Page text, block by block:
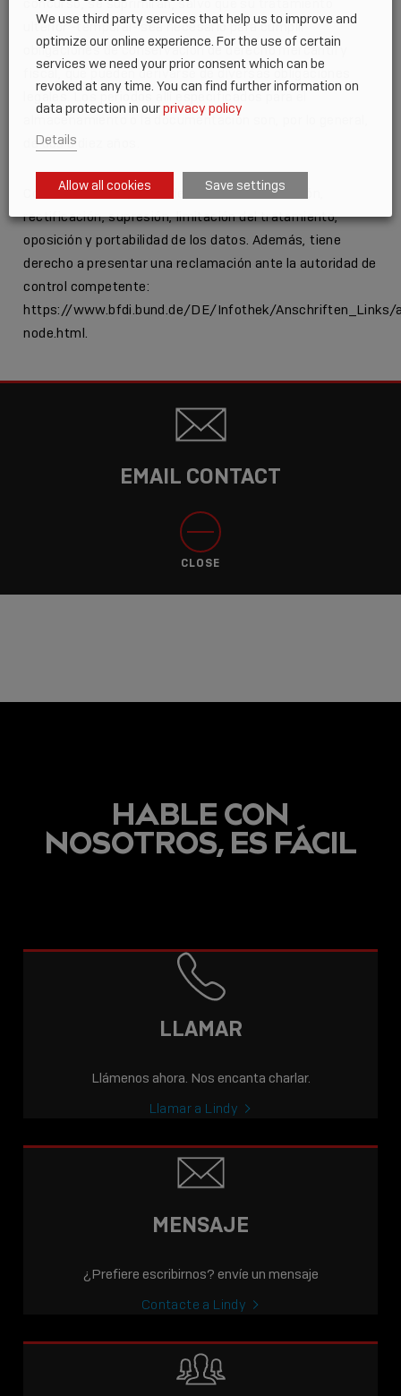
ulterior -temporal- sea necesario para cumplir
obligaciones de conservación de derecho mercantil y
fiscal, que pueden derivarse de diversas obligaciones
legales. Los periodos allí especificados para el
almacenamiento o la documentación son, por lo general,
de dos a diez años.
Como interesado, tiene derecho a la información,
rectificación, supresión, limitación del tratamiento,
oposición y portabilidad de los datos. Además, tiene
derecho a presentar una reclamación ante la autoridad de
control competente:
https://www.bfdi.bund.de/DE/Infothek/Anschriften_Links/
node.html.
EMAIL CONTACT
CLOSE
HABLE CON
NOSOTROS, ES FÁCIL
LLAMAR
Llámenos ahora. Nos encanta charlar.
Llamar a Lindy
MENSAJE
¿Prefiere escribirnos? envíe un mensaje
Contacte a Lindy
We use third party services that help us to improve and
optimize our online experience. For the use of certain
services we need your prior consent which can be
revoked at any time. You can find further information on
data protection in ourprivacy policy
Details
Allow all cookies Save settings